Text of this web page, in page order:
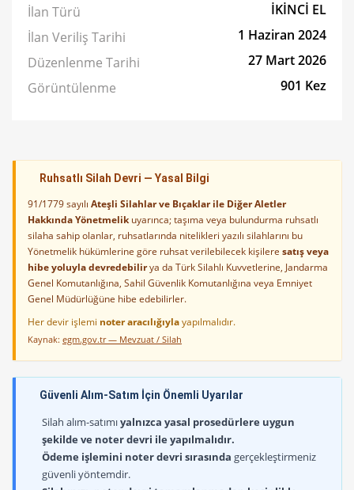
İlan Türü
İKİNCİ EL
İlan Veriliş Tarihi
1 Haziran 2024
Düzenlenme Tarihi
27 Mart 2026
Görüntülenme
901 Kez
Ruhsatlı Silah Devri — Yasal Bilgi
91/1779 sayılı Ateşli Silahlar ve Bıçaklar ile Diğer Aletler
Hakkında Yönetmelikuyarınca; taşıma veya bulundurma ruhsatlı
silaha sahip olanlar, ruhsatlarında nitelikleri yazılı silahlarını bu
Yönetmelik hükümlerine göre ruhsat verilebilecek kişilere satış veya
hibe yoluyla devredebilirya da Türk Silahlı Kuvvetlerine, Jandarma
Genel Komutanlığına, Sahil Güvenlik Komutanlığına veya Emniyet
Genel Müdürlüğüne hibe edebilirler.
Her devir işlemi noter aracılığıylayapılmalıdır.
Kaynak: egm.gov.tr — Mevzuat / Silah
Güvenli Alım-Satım İçin Önemli Uyarılar
Silah alım-satımıyalnızca yasal prosedürlere uygun
şekilde ve noter devri ile yapılmalıdır.
Ödeme işlemini noter devri sırasında gerçekleştirmeniz
güvenli yöntemdir.